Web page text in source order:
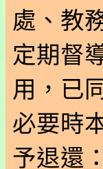
處、教
定期督
用，已
必要時
予退還：